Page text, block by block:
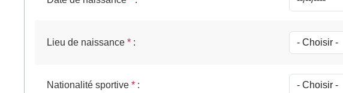
Lieu de naissance * :
Nationalité sportive * :